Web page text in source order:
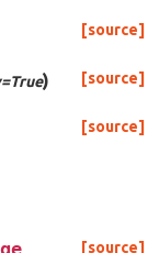
[source]
) [source]
[source]
[source]